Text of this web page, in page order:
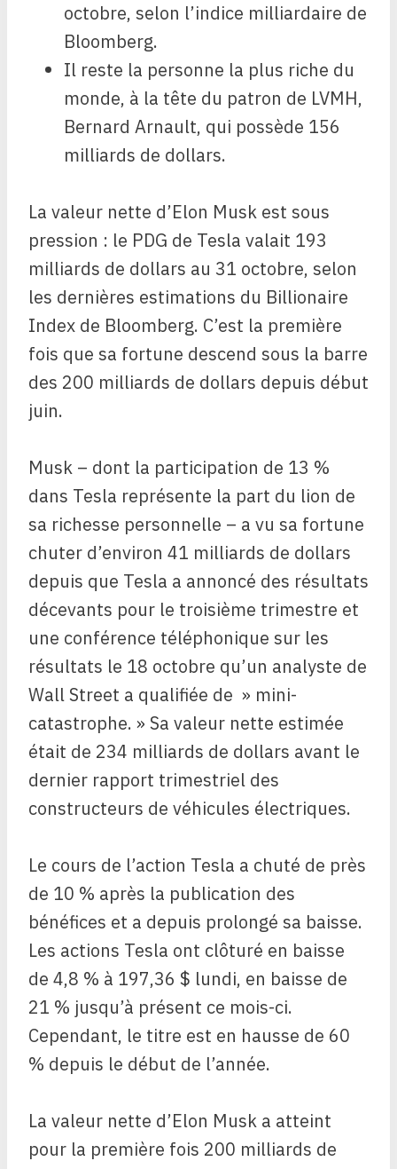
octobre, selon l’indice milliardaire de
Bloomberg.
Il reste la personne la plus riche du
monde, à la tête du patron de LVMH,
Bernard Arnault, qui possède 156
milliards de dollars.
La valeur nette d’Elon Musk est sous
pression : le PDG de Tesla valait 193
milliards de dollars au 31 octobre, selon
les dernières estimations du Billionaire
Index de Bloomberg. C’est la première
fois que sa fortune descend sous la barre
des 200 milliards de dollars depuis début
juin.
Musk – dont la participation de 13 %
dans Tesla représente la part du lion de
sa richesse personnelle – a vu sa fortune
chuter d’environ 41 milliards de dollars
depuis que Tesla a annoncé des résultats
décevants pour le troisième trimestre et
une conférence téléphonique sur les
résultats le 18 octobre qu’un analyste de
Wall Street a qualifiée de » mini-
catastrophe. » Sa valeur nette estimée
était de 234 milliards de dollars avant le
dernier rapport trimestriel des
constructeurs de véhicules électriques.
Le cours de l’action Tesla a chuté de près
de 10 % après la publication des
bénéfices et a depuis prolongé sa baisse.
Les actions Tesla ont clôturé en baisse
de 4,8 % à 197,36 $ lundi, en baisse de
21 % jusqu’à présent ce mois-ci.
Cependant, le titre est en hausse de 60
% depuis le début de l’année.
La valeur nette d’Elon Musk a atteint
pour la première fois 200 milliards de